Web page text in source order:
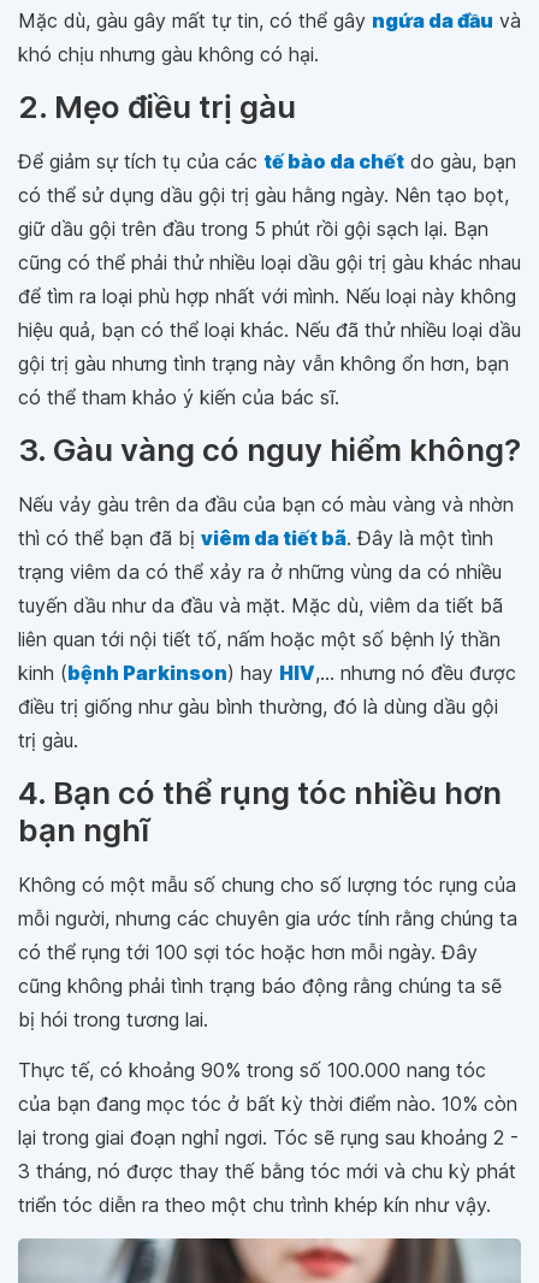
Mặc dù, gàu gây mất tự tin, có thể gây ngứa da đầu và
khó chịu nhưng gàu không có hại.
2. Mẹo điều trị gàu
Để giảm sự tích tụ của các tế bào da chết do gàu, bạn
có thể sử dụng dầu gội trị gàu hằng ngày. Nên tạo bọt,
giữ dầu gội trên đầu trong 5 phút rồi gội sạch lại. Bạn
cũng có thể phải thử nhiều loại dầu gội trị gàu khác nhau
để tìm ra loại phù hợp nhất với mình. Nếu loại này không
hiệu quả, bạn có thể loại khác. Nếu đã thử nhiều loại dầu
gội trị gàu nhưng tình trạng này vẫn không ổn hơn, bạn
có thể tham khảo ý kiến của bác sĩ.
3. Gàu vàng có nguy hiểm không?
Nếu vảy gàu trên da đầu của bạn có màu vàng và nhờn
thì có thể bạn đã bị viêm da tiết bã. Đây là một tình
trạng viêm da có thể xảy ra ở những vùng da có nhiều
tuyến dầu như da đầu và mặt. Mặc dù, viêm da tiết bã
liên quan tới nội tiết tố, nấm hoặc một số bệnh lý thần
kinh (bệnh Parkinson) hay HIV,... nhưng nó đều được
điều trị giống như gàu bình thường, đó là dùng dầu gội
trị gàu.
4. Bạn có thể rụng tóc nhiều hơn
bạn nghĩ
Không có một mẫu số chung cho số lượng tóc rụng của
mỗi người, nhưng các chuyên gia ước tính rằng chúng ta
có thể rụng tới 100 sợi tóc hoặc hơn mỗi ngày. Đây
cũng không phải tình trạng báo động rằng chúng ta sẽ
bị hói trong tương lai.
Thực tế, có khoảng 90% trong số 100.000 nang tóc
của bạn đang mọc tóc ở bất kỳ thời điểm nào. 10% còn
lại trong giai đoạn nghỉ ngơi. Tóc sẽ rụng sau khoảng 2 -
3 tháng, nó được thay thế bằng tóc mới và chu kỳ phát
triển tóc diễn ra theo một chu trình khép kín như vậy.